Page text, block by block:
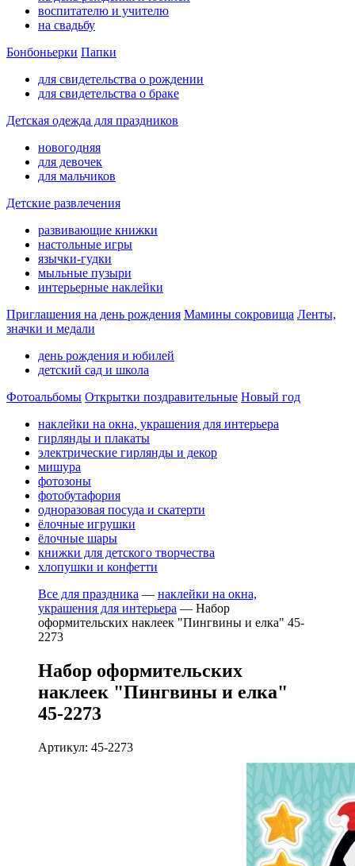
воспитателю и учителю
на свадьбу
Бонбоньерки Папки
для свидетельства о рождении
для свидетельства о браке
Детская одежда для праздников
новогодняя
для девочек
для мальчиков
Детские развлечения
развивающие книжки
настольные игры
язычки-гудки
мыльные пузыри
интерьерные наклейки
Приглашения на день рождения Мамины сокровища Ленты,
значки и медали
день рождения и юбилей
детский сад и школа
Фотоальбомы Открытки поздравительные Новый год
наклейки на окна, украшения для интерьера
гирлянды и плакаты
электрические гирлянды и декор
мишура
фотозоны
фотобутафория
одноразовая посуда и скатерти
ёлочные игрушки
ёлочные шары
книжки для детского творчества
хлопушки и конфетти
Все для праздника — наклейки на окна,
украшения для интерьера — Набор
оформительских наклеек "Пингвины и елка" 45-
2273
Набор оформительских
наклеек "Пингвины и елка"
45-2273
Артикул: 45-2273